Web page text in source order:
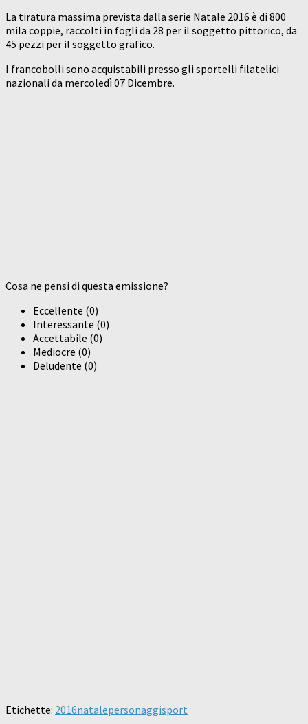
La tiratura massima prevista dalla serie Natale 2016 è di 800
mila coppie, raccolti in fogli da 28 per il soggetto pittorico, da
45 pezzi per il soggetto grafico.
I francobolli sono acquistabili presso gli sportelli filatelici
nazionali da mercoledì 07 Dicembre.
Cosa ne pensi di questa emissione?
Eccellente (0)
Interessante (0)
Accettabile (0)
Mediocre (0)
Deludente (0)
Etichette: 2016natalepersonaggisport